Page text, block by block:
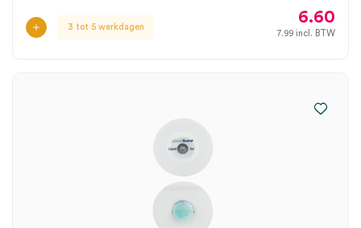
3 tot 5 werkdagen
6.60
7.99 incl. BTW